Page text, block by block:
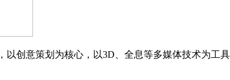
以创意策划为核心，以3D、全息等多媒体技术为工